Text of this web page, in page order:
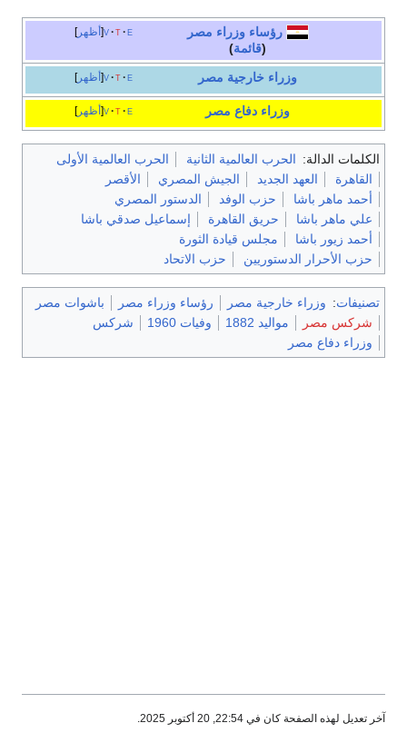
t e رؤساء وزراء مصر
e وزراء خارجية مصر
e وزراء دفاع مصر
الحرب العالمية الثانية
الحرب العالمية الأولى
العهد الجديد
الجيش المصري
الأقصر
حزب الوفد
الدستور المصري
حريق القاهرة
إسماعيل صدقي باشا
مجلس قيادة الثورة
الدستوريين
حزب الاتحاد
وزراء خارجية مصر رؤساء وزراء مصر
باشوات مصر
مواليد 1882 وفيات 1960
شركس
مصر
كان في 22:54, 20 أكتوبر 2025.